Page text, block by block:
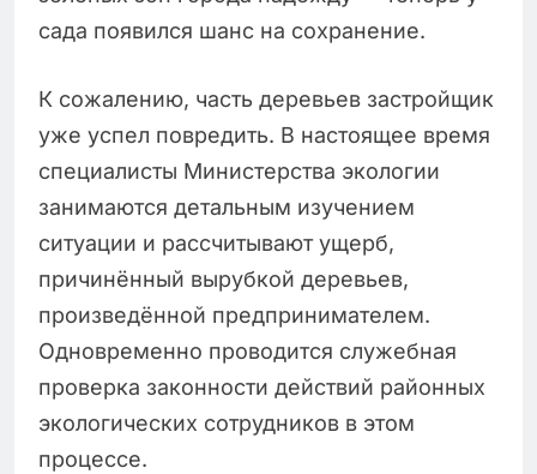
сада появился шанс на сохранение.
К сожалению, часть деревьев застройщик
уже успел повредить. В настоящее время
специалисты Министерства экологии
занимаются детальным изучением
ситуации и рассчитывают ущерб,
причинённый вырубкой деревьев,
произведённой предпринимателем.
Одновременно проводится служебная
проверка законности действий районных
экологических сотрудников в этом
процессе.